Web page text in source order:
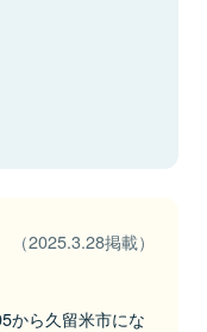
（2025.3.28掲載）
から久留米市にな